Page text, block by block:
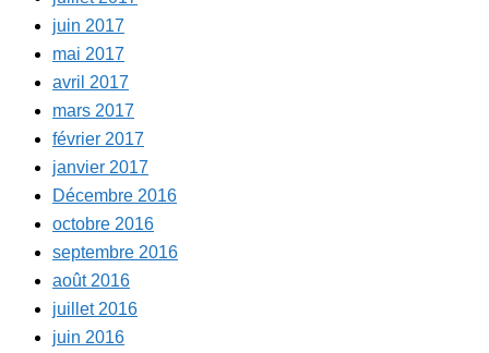
juin 2017
mai 2017
avril 2017
mars 2017
février 2017
janvier 2017
Décembre 2016
octobre 2016
septembre 2016
août 2016
juillet 2016
juin 2016